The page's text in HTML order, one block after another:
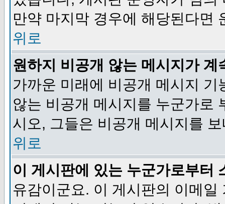
만약 마지막 경우에 해당된다면
위로
원하지 비공개 않는 메시지가 계
가까운 미래에 비공개 메시지
않는 비공개 메시지를 누군가로
시오, 그들은 비공개 메시지를
위로
이 게시판에 있는 누군가로부터
유감이군요. 이 게시판의 이메